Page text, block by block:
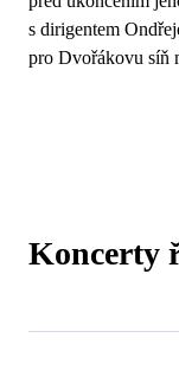
s dirigentem
pro Dvořákovu síň
Koncerty